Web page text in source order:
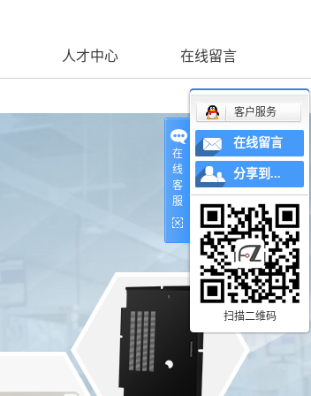
人才中心 在线留言
在
线
客
服
客户服务
在线留言
分享到...
扫描二维码